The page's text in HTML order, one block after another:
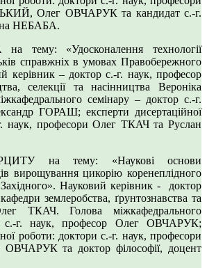
Олег ОВЧАРУК та кандидат с.-г.
НЕБАБА.
тему: «Удосконалення технології
справжніх в умовах Правобережного
керівник – доктор с.-г. наук, професор
селекції та насінництва Вероніка
семінару – доктор с.-г.
ГОРАШ; експерти дисертаційної
наук, професори Олег ТКАЧ та Руслан
на тему: «Наукові основи
вирощування цикорію коренеплідного
Науковий керівник - доктор
землеробства, ґрунтознавства та
ТКАЧ. Голова міжкафедрального
с.-г. наук, професор Олег ОВЧАРУК;
роботи: доктори с.-г. наук, професори
та доктор філософії, доцент